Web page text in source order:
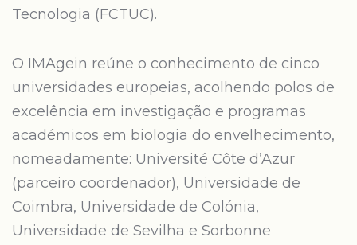
Tecnologia (FCTUC).
O IMAgein reúne o conhecimento de cinco
universidades europeias, acolhendo polos de
excelência em investigação e programas
académicos em biologia do envelhecimento,
nomeadamente: Université Côte d’Azur
(parceiro coordenador), Universidade de
Coimbra, Universidade de Colónia,
Universidade de Sevilha e Sorbonne